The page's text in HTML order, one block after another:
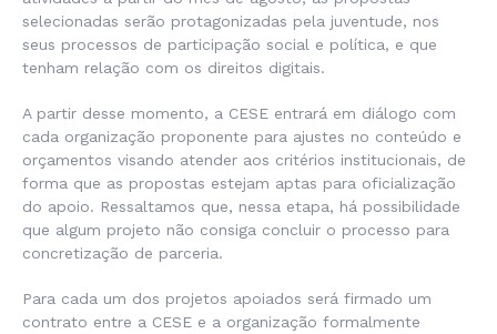
selecionadas serão protagonizadas pela juventude, nos
seus processos de participação social e política, e que
tenham relação com os direitos digitais.
A partir desse momento, a CESE entrará em diálogo com
cada organização proponente para ajustes no conteúdo e
orçamentos visando atender aos critérios institucionais, de
forma que as propostas estejam aptas para oficialização
do apoio. Ressaltamos que, nessa etapa, há possibilidade
que algum projeto não consiga concluir o processo para
concretização de parceria.
Para cada um dos projetos apoiados será firmado um
contrato entre a CESE e a organização formalmente